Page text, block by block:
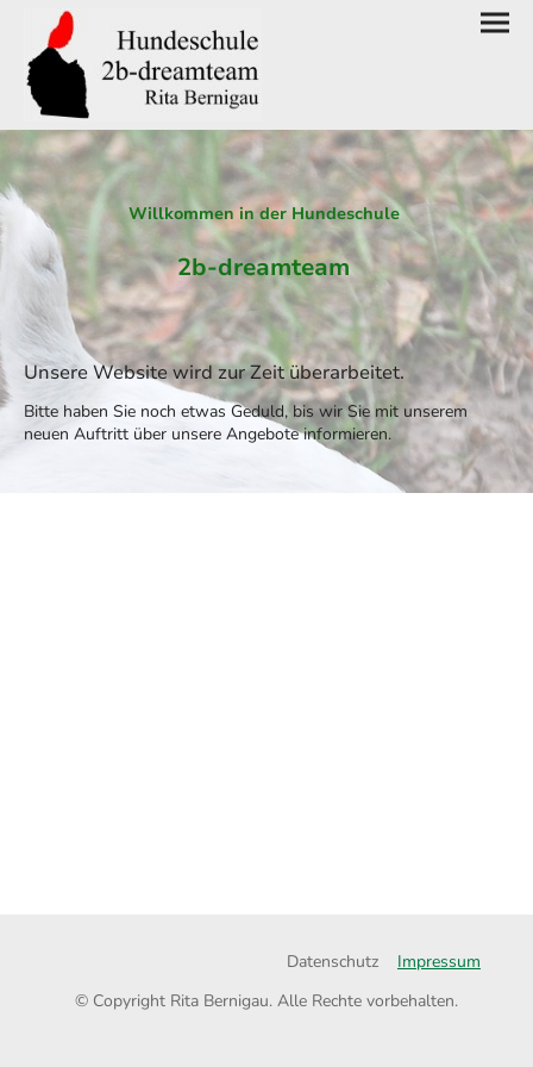
Willkommen in der Hundeschule
2b-dreamteam
Unsere Website wird zur Zeit überarbeitet.
Bitte haben Sie noch etwas Geduld, bis wir Sie mit unserem
neuen Auftritt über unsere Angebote informieren.
Datenschutz Impressum
© Copyright Rita Bernigau. Alle Rechte vorbehalten.